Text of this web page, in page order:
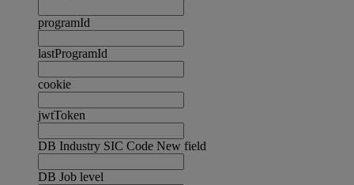
programId
lastProgramId
cookie
jwtToken
DB Industry SIC Code New field
DB Job level